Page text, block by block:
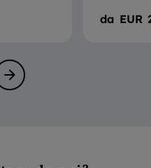
da EUR